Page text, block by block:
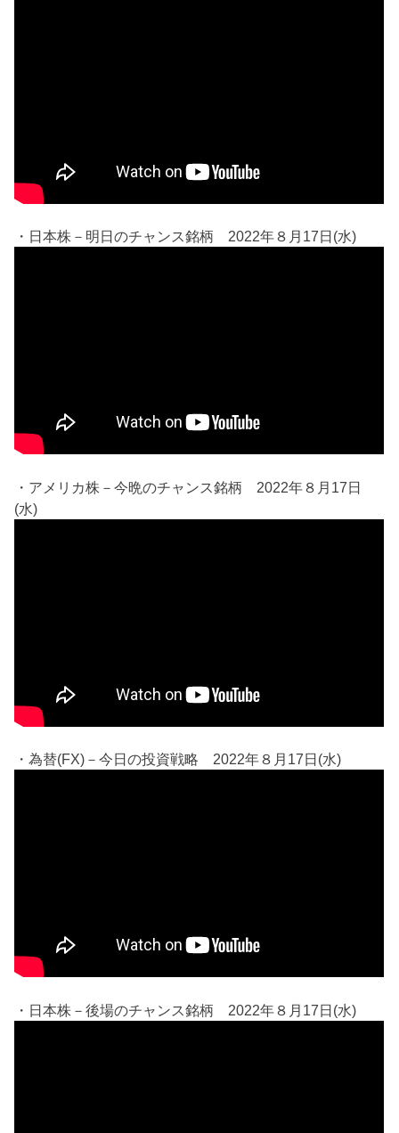
・日本株－明日のチャンス銘柄 2022年８月17日(水)
・アメリカ株－今晩のチャンス銘柄 2022年８月17日
(水)
・為替(FX)－今日の投資戦略 2022年８月17日(水)
・日本株－後場のチャンス銘柄 2022年８月17日(水)